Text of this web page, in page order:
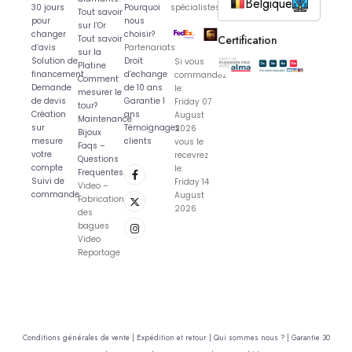
30 jours
pour
changer
d’avis
Solution de
financement
Demande
de devis
Création
sur
mesure
votre
compte
Suivi de
commande
Tout savoir
sur l’Or
Tout savoir
sur la
Platine
Comment
mesurer le
tour?
Maintenance
Bijoux
Faqs –
Questions
Frequentes
Video –
Fabrication
des
bagues
Video
Reportage
Pourquoi
nous
choisir?
Partenariats
Droit
d’echange
de 10 ans
Garantie 1
ans
Témoignages
clients
spécialistes
Si vous
commandez
le:
Friday 07
August
2026
vous le
recevrez
le:
Friday 14
August
2026
Certification
Conditions générales de vente | Expédition et retour | Qui sommes nous ? | Garantie 30